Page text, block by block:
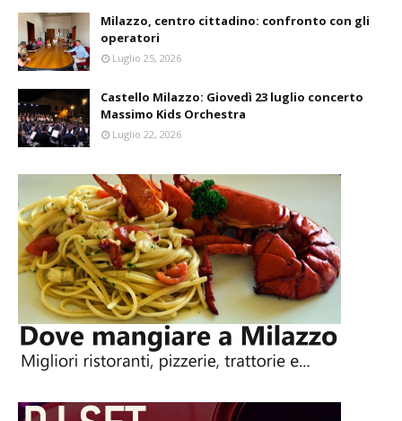
Milazzo, centro cittadino: confronto con gli
operatori
Luglio 25, 2026
Castello Milazzo: Giovedì 23 luglio concerto
Massimo Kids Orchestra
Luglio 22, 2026